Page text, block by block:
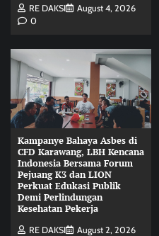
RE DAKSI
August 4, 2026
0
Kampanye Bahaya Asbes di
CFD Karawang, LBH Kencana
Indonesia Bersama Forum
Pejuang K3 dan LION
Perkuat Edukasi Publik
Demi Perlindungan
Kesehatan Pekerja
RE DAKSI
August 2, 2026